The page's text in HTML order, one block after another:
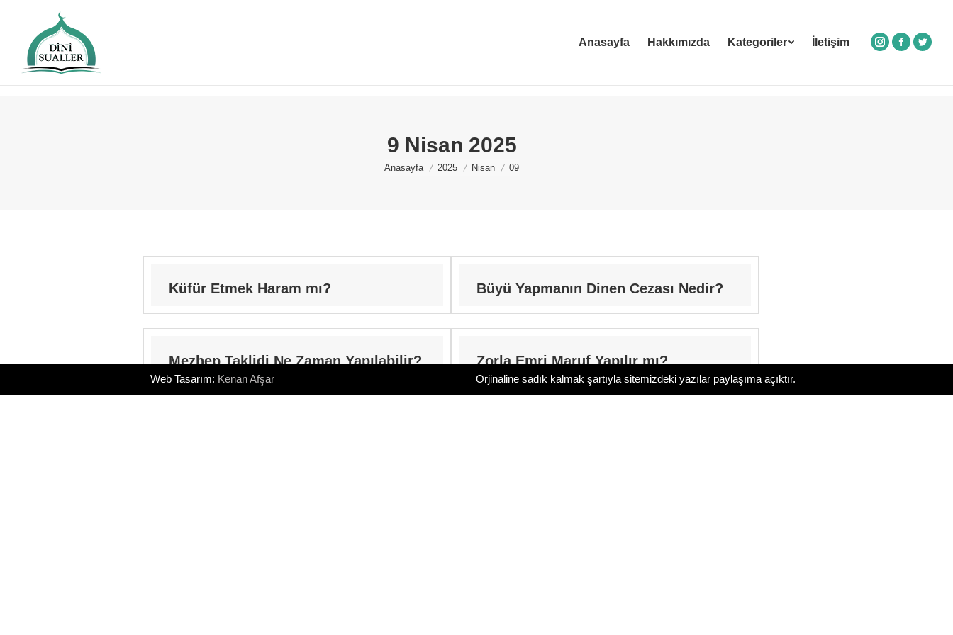
Anasayfa Hakkımızda Kategoriler İletişim
Instagram
Facebook
9 Nisan 2025
You are here:
Anasayfa 2025 Nisan 09
Küfür Etmek Haram mı? Büyü Yapmanın Dinen Cezası Nedir?
Mezhep Taklidi Ne Zaman Yapılabilir? Zorla Emri Maruf Yapılır mı?
Web Tasarım: Kenan Afşar Orjinaline sadık kalmak şartıyla sitemizdeki yazılar paylaşıma açıktır.